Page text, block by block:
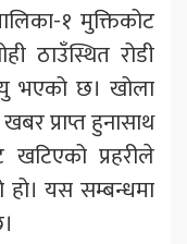
१ मुक्तिकोट
ठाउँस्थित रोडी
भएको छ। खोला
प्राप्त हुनासाथ
खटिएको प्रहरीले
यस सम्बन्धमा